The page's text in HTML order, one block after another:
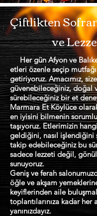
Çiftlikten
ve
Her gün Afyon ve
etleri özenle seçip
getiriyoruz. Amacımız,
güvenebileceğiniz, doğal
sürebileceğiniz bir et
Marmara Et Köylüce
en iyisini bilmenin
taşıyoruz. Etlerimizin
geldiğini, nasıl işlendiğini
takip edebileceğiniz bu
sadece lezzeti değil, gönül
sunuyoruz.
Geniş ve ferah
öğle ve akşam
keyiflerinden aile
toplantılarınıza kadar her
yanınızdayız.